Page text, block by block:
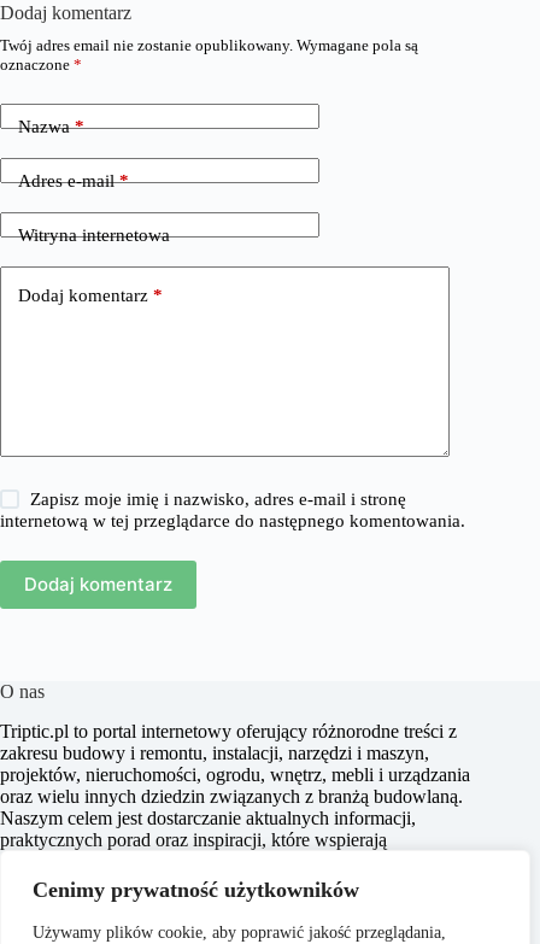
Cenimy prywatność użytkowników
Używamy plików cookie, aby poprawić jakość przeglądania,
Dodaj komentarz
Twój adres email nie zostanie opublikowany. Wymagane pola są
oznaczone *
Nazwa*
Adres e-mail*
Witryna internetowa
Dodaj komentarz *
Zapisz moje imię i nazwisko, adres e-mail i stronę
internetową w tej przeglądarce do następnego komentowania.
Dodaj komentarz
O nas
​Triptic.pl to portal internetowy oferujący różnorodne treści z
zakresu budowy i remontu, instalacji, narzędzi i maszyn,
projektów, nieruchomości, ogrodu, wnętrz, mebli i urządzania
oraz wielu innych dziedzin związanych z branżą budowlaną.
Naszym celem jest dostarczanie aktualnych informacji,
praktycznych porad oraz inspiracji, które wspierają
aranżacyjnych, a także w podejmowaniu świadomych decyzji
dotyczących nieruchomości i przestrzeni życiowej.